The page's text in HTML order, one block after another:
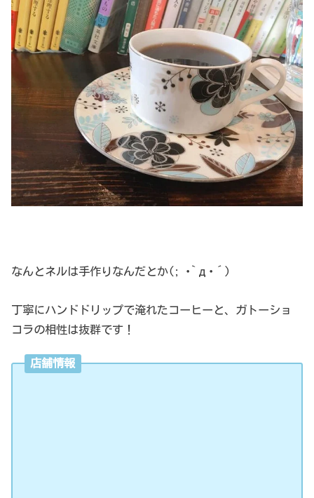
なんとネルは手作りなんだとか(; ･`д･´)
丁寧にハンドドリップで淹れたコーヒーと、ガトーショ
コラの相性は抜群です！
店舗情報